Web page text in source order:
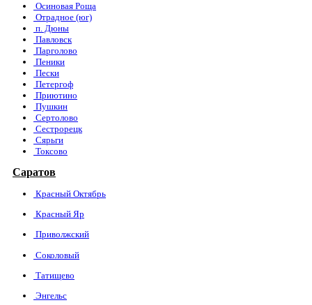
Осиновая Роща
Отрадное (юг)
п. Дюны
Павловск
Парголово
Пеники
Пески
Петергоф
Приютино
Пушкин
Сертолово
Сестрорецк
Сярьги
Токсово
Саратов
Красный Октябрь
Красный Яр
Приволжский
Соколовый
Татищево
Энгельс